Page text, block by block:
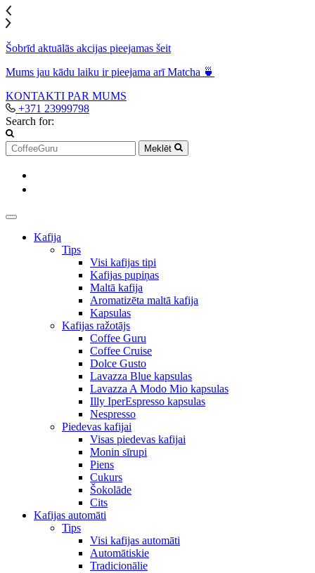
Šobrīd aktuālās akcijas pieejamas šeit
Mums jau kādu laiku ir pieejama arī Matcha 🍵
KONTAKTI PAR MUMS
+371 23999798
Search for:
Meklēt
Kafija
Tips
Visi kafijas tipi
Kafijas pupiņas
Maltā kafija
Aromatizēta maltā kafija
Kapsulas
Kafijas ražotājs
Coffee Guru
Coffee Cruise
Dolce Gusto
Lavazza Blue kapsulas
Lavazza A Modo Mio kapsulas
Illy IperEspresso kapsulas
Nespresso
Piedevas kafijai
Visas piedevas kafijai
Monin sīrupi
Piens
Cukurs
Šokolāde
Cits
Kafijas automāti
Tips
Visi kafijas automāti
Automātiskie
Tradicionālie